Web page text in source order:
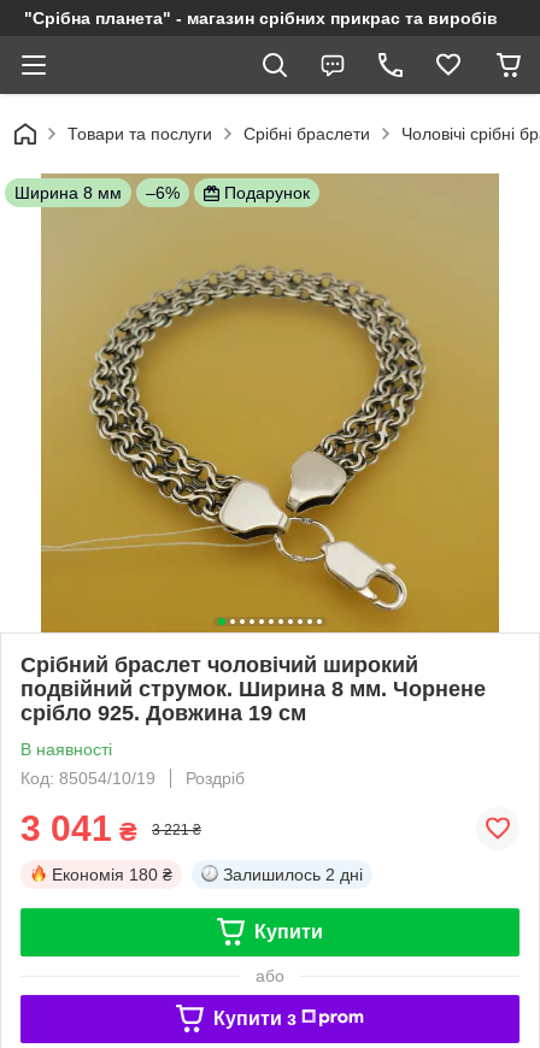
"Срібна планета" - магазин срібних прикрас та виробів
Товари та послуги Срібні браслети Чоловічі срібні
Ширина 8 мм –6% Подарунок
Срібний браслет чоловічий широкий
подвійний струмок. Ширина 8 мм. Чорнене
срібло 925. Довжина 19 см
В наявності
Код: 85054/10/19
Роздріб
3 041 ₴ 3 221 ₴
Економія 180 ₴ Залишилось 2 дні
Купити
або
Купити з